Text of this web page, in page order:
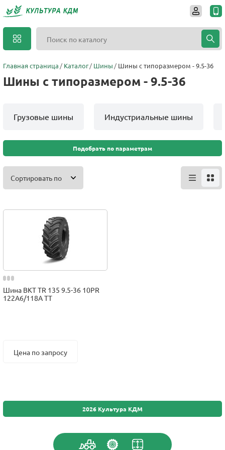
Главная страница Каталог Шины Шины с типоразмером - 9.5-36
Шины с типоразмером - 9.5-36
Грузовые шины Индустриальные шины
Подобрать по параметрам
Сортировать по
Шина BKT TR 135 9.5-36 10PR
122A6/118A TT
Цена по запросу
2026 Культура КДМ